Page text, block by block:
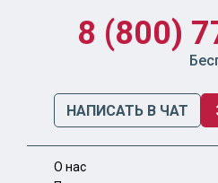
8 (800)
НАПИСАТЬ В ЧАТ
О нас